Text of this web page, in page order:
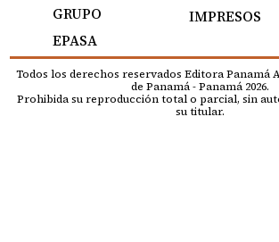
GRUPO
EPASA
IMPRESOS
Todos los derechos reservados Editora Panamá
de Panamá - Panamá 2026.
Prohibida su reproducción total o parcial, sin
su titular.